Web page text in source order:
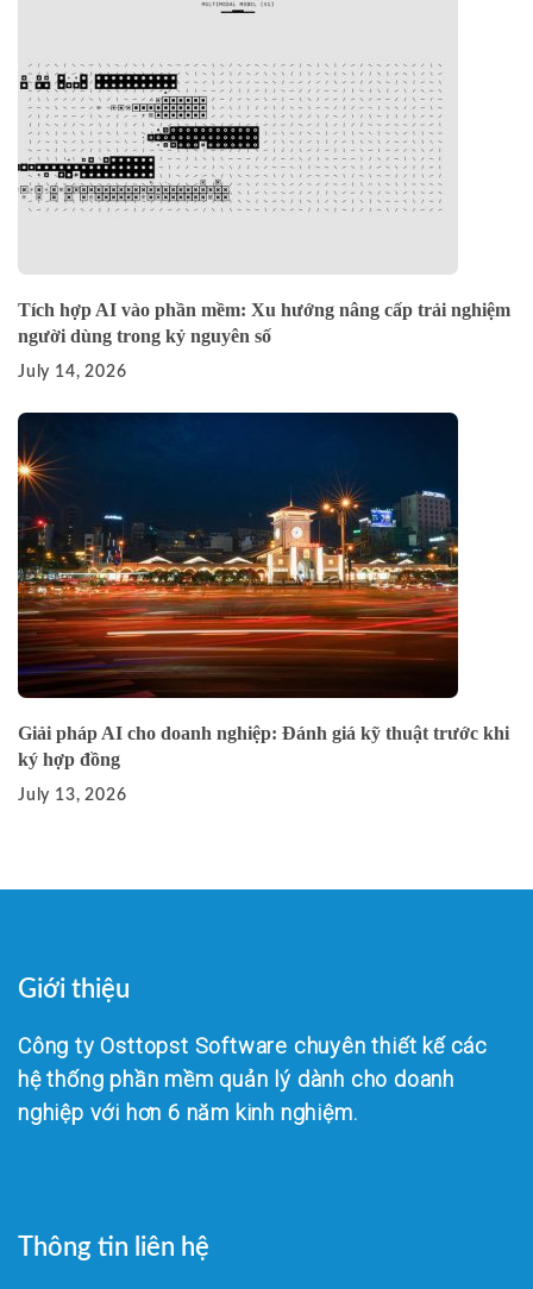
Tích hợp AI vào phần mềm: Xu hướng nâng cấp trải nghiệm
người dùng trong kỷ nguyên số
July 14, 2026
Giải pháp AI cho doanh nghiệp: Đánh giá kỹ thuật trước khi
ký hợp đồng
July 13, 2026
Giới thiệu
Công ty Osttopst Software chuyên thiết kế các
hệ thống phần mềm quản lý dành cho doanh
nghiệp với hơn 6 năm kinh nghiệm.
Thông tin liên hệ